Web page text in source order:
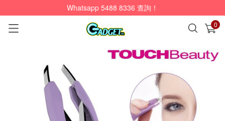
Whatsapp 5488 8336 查詢！
0
已加入購物車 查看